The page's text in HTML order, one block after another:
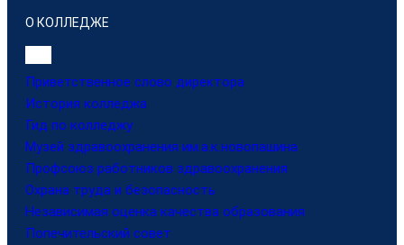
О КОЛЛЕДЖЕ
Приветственное слово директора
История колледжа
Гид по колледжу
Музей здравоохранения им.а.к.новопашина
Профсоюз работников здравоохранения
Охрана труда и безопасность
Независимая оценка качества образования
Попечительский совет